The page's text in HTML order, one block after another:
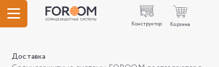
Конструктор Корзина
Доставка